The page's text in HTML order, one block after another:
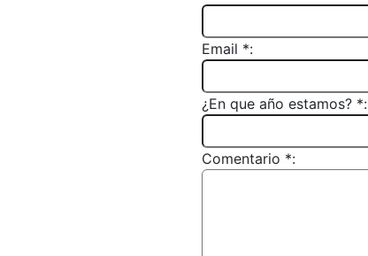
Email *:
¿En que año estamos? *:
Comentario *: